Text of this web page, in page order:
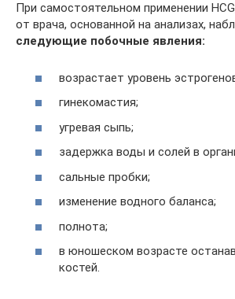
При самостоятельном применении
от врача, основанной на анализах,
следующие побочные явления:
возрастает уровень
гинекомастия;
угревая сыпь;
задержка воды и солей в
сальные пробки;
изменение водного баланса;
полнота;
в юношеском возрасте
костей.